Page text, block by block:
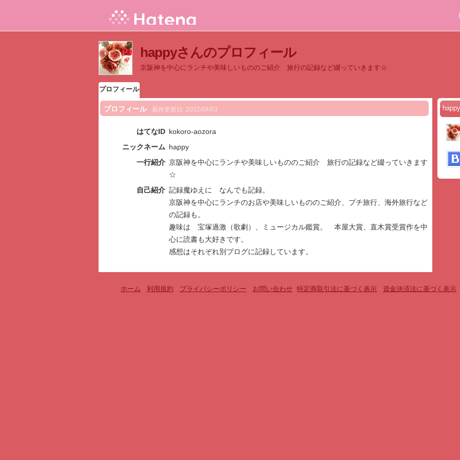
happyさんのプロフィール
京阪神を中心にランチや美味しいもののご紹介 旅行の記録など綴っていきます☆
プロフィール
プロフィール 最終更新日: 2022/04/03
はてなID kokoro-aozora
ニックネーム happy
一行紹介 京阪神を中心にランチや美味しいもののご紹介 旅行の記録など綴っていきます
☆
自己紹介 記録魔ゆえに なんでも記録。
京阪神を中心にランチのお店や美味しいもののご紹介、プチ旅行、海外旅行など
の記録も。
趣味は 宝塚過激（歌劇）、ミュージカル鑑賞。 本屋大賞、直木賞受賞作を中
心に読書も大好きです。
感想はそれぞれ別ブログに記録しています。
ホーム - 利用規約 - プライバシーポリシー - お問い合わせ- 特定商取引法に基づく表示 - 資金決済法に基づく表示 -